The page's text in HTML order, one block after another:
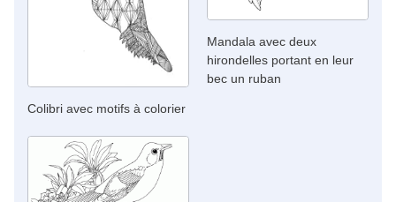
Colibri avec motifs à colorier
Mandala avec deux
hirondelles portant en leur
bec un ruban